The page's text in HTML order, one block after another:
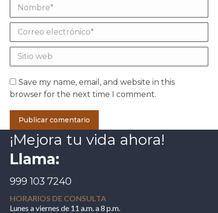
Nombre *
Correo electrónico *
Sitio web
Save my name, email, and website in this
browser for the next time I comment.
Publicar comentario
¡Mejora tu vida ahora!
Llama:
999 103 7240
HORARIOS DE CONSULTA
Lunes a viernes de 11 a.m. a 8 p.m.